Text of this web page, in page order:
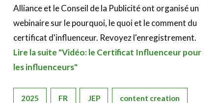
Alliance et le Conseil de la Publicité ont organisé un
webinaire sur le pourquoi, le quoi et le comment du
certificat d'influenceur. Revoyez l'enregistrement.
Lire la suite "Vidéo: le Certificat Influenceur pour
les influenceurs"
2025 FR JEP content creation